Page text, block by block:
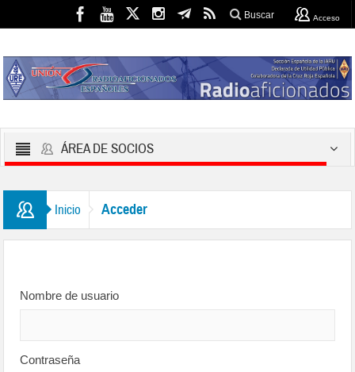
Buscar Acceso
ÁREA DE SOCIOS
Inicio Acceder
Nombre de usuario
Contraseña